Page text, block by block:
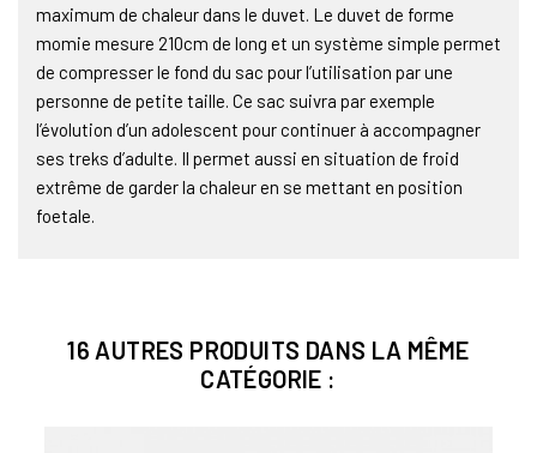
maximum de chaleur dans le duvet. Le duvet de forme
momie mesure 210cm de long et un système simple permet
de compresser le fond du sac pour l’utilisation par une
personne de petite taille. Ce sac suivra par exemple
l’évolution d’un adolescent pour continuer à accompagner
ses treks d’adulte. Il permet aussi en situation de froid
extrême de garder la chaleur en se mettant en position
foetale.
16 AUTRES PRODUITS DANS LA MÊME
CATÉGORIE :